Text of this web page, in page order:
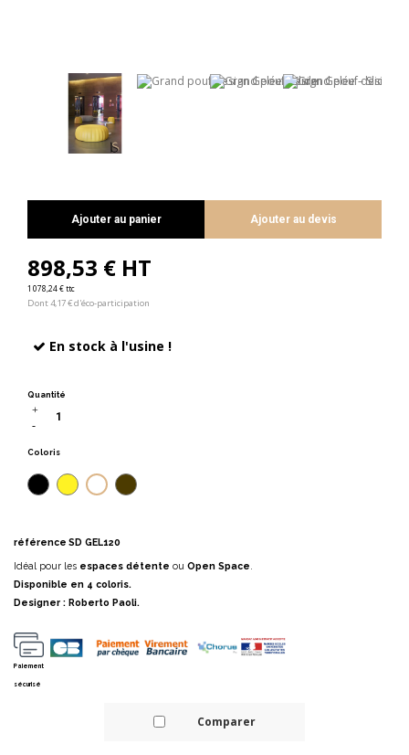
Ajouter au panier Ajouter au devis
898,53 € HT
1 078,24 € ttc
Dont 4,17 € d'éco-participation
En stock à l'usine !
Coloris
Noir Jaune Blanc Taupe
Quantité
référence SD GEL120
Idéal pour les espaces détente ou Open Space.
Disponible en 4 coloris.
Designer : Roberto Paoli.
Paiement
sécurisé
Comparer